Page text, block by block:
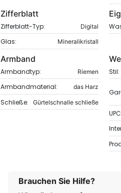
Zifferblatt
Zifferblatt-Typ: Digital
Glas: Mineralikristall
Armband
Armbandtyp: Riemen
Armbandmaterial: das Harz
Schließe: Gürtelschnalle schließe
Stil:
Brauchen Sie Hilfe?